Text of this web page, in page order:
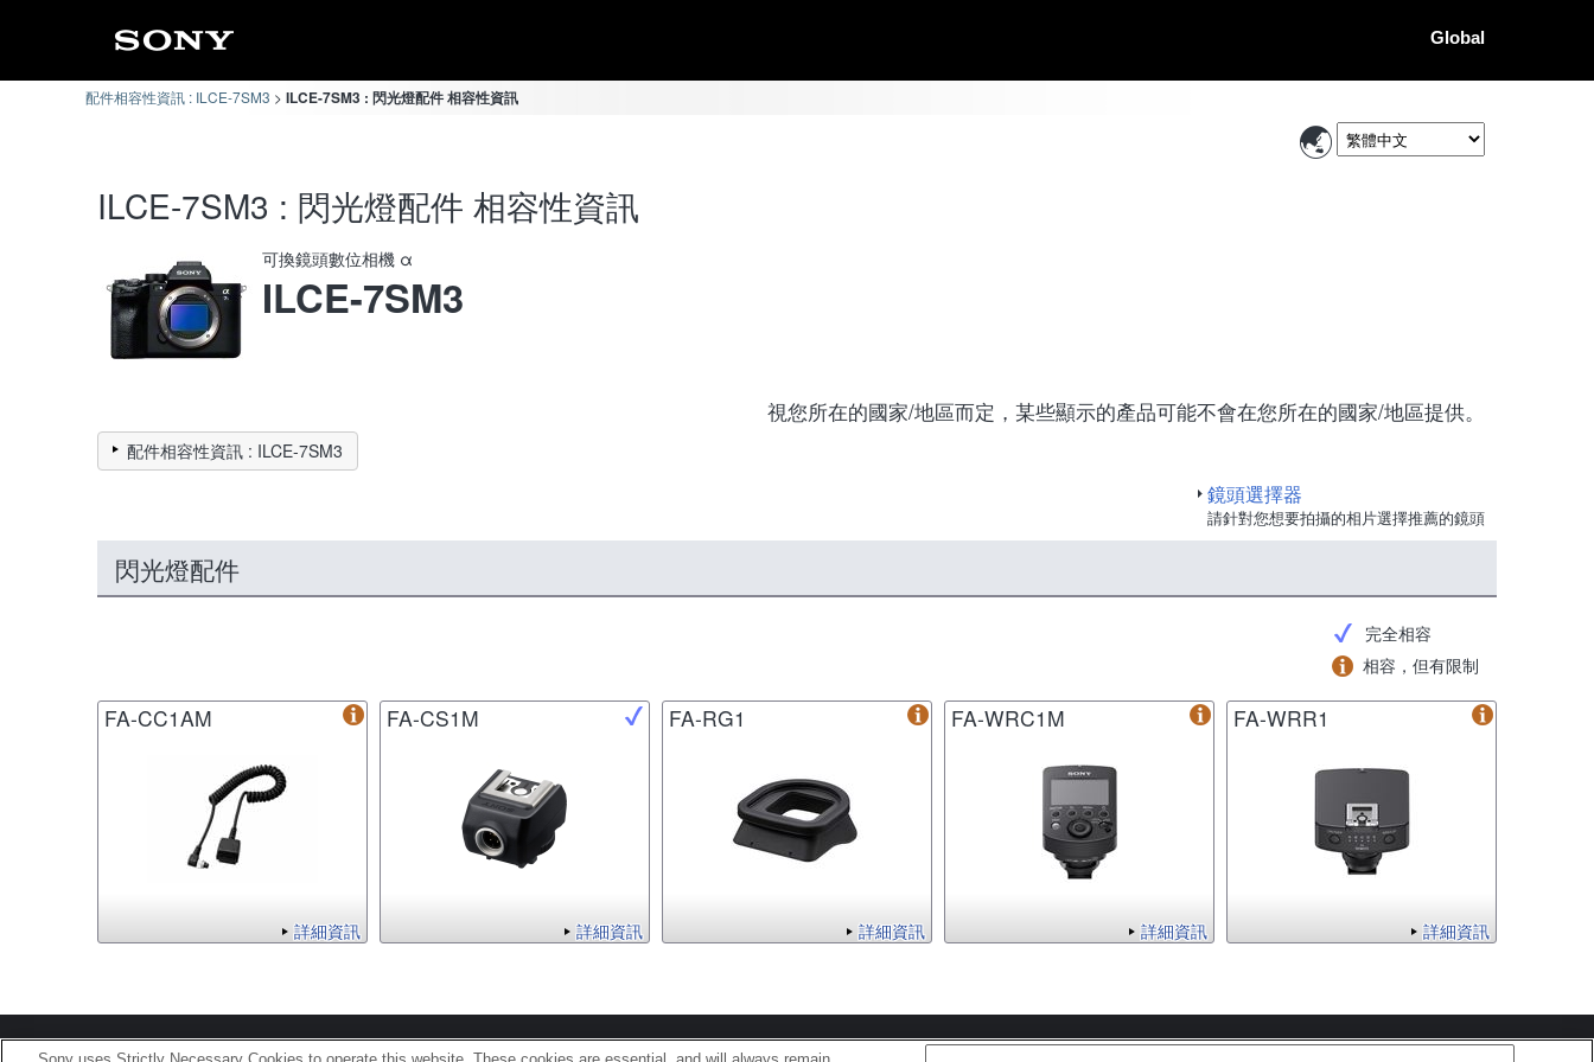
Global
配件相容性資訊 : ILCE-7SM3 ILCE-7SM3 : 閃光燈配件 相容性資訊
ILCE-7SM3 : 閃光燈配件 相容性資訊
可換鏡頭數位相機 α
ILCE-7SM3
視您所在的國家/地區而定，某些顯示的產品可能不會在您所在的國家/地區提供。
配件相容性資訊 : ILCE-7SM3
鏡頭選擇器
請針對您想要拍攝的相片選擇推薦的鏡頭
閃光燈配件
完全相容
相容，但有限制
FA-CC1AM
詳細資訊
FA-CS1M
詳細資訊
FA-RG1
詳細資訊
FA-WRC1M
詳細資訊
FA-WRR1
詳細資訊
Copyright 2026 Sony Corporation